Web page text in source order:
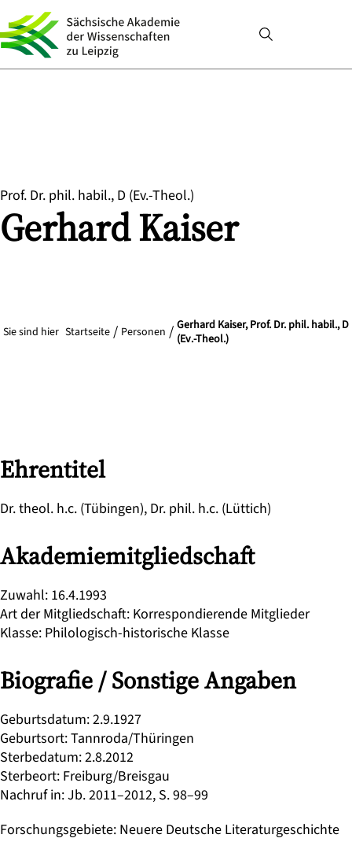
Prof. Dr. phil. habil., D (Ev.-Theol.)
GerhardKaiser
Sie sind hier Startseite Personen
Gerhard Kaiser, Prof. Dr. phil. habil., D
(Ev.-Theol.)
Ehrentitel
Dr. theol. h.c. (Tübingen), Dr. phil. h.c. (Lüttich)
Akademiemitgliedschaft
Zuwahl: 16.4.1993
Art der Mitgliedschaft: Korrespondierende Mitglieder
Klasse: Philologisch-historische Klasse
Biografie / Sonstige Angaben
Geburtsdatum:2.9.1927
Geburtsort:Tannroda/Thüringen
Sterbedatum:2.8.2012
Sterbeort: Freiburg/Breisgau
Nachruf in:Jb. 2011–2012, S. 98–99
Forschungsgebiete: Neuere Deutsche Literaturgeschichte